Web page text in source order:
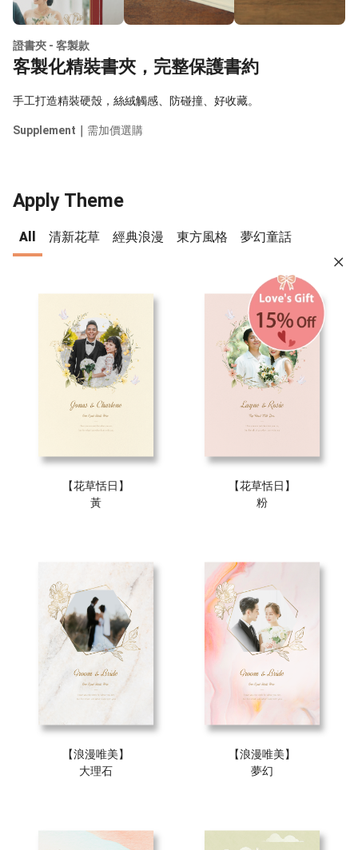
證書夾 - 客製款
客製化精裝書夾，完整保護書約
手工打造精裝硬殼，絲絨觸感、防碰撞、好收藏。
Supplement｜ 需加價選購
Apply Theme
All 清新花草 經典浪漫 東方風格 夢幻童話
【花草恬日】
黃
【花草恬日】
粉
【浪漫唯美】
大理石
【浪漫唯美】
夢幻